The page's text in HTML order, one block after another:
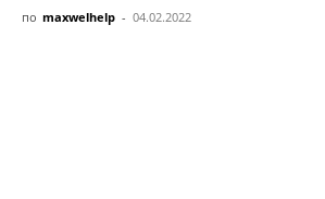
по maxwelhelp - 04.02.2022